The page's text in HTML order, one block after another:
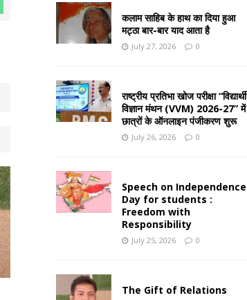
कलाम साहिब के हाथ का दिया हुआ
मट्ठा बार-बार याद आता है
July 27, 2026 0
राष्ट्रीय प्रतिभा खोज परीक्षा “विद्यार्थी
विज्ञान मंथन (VVM) 2026-27” में
छात्रों के ऑनलाइन पंजीकरण शुरू
July 26, 2026 0
Speech on Independence
Day for students :
Freedom with
Responsibility
July 25, 2026 0
The Gift of Relations